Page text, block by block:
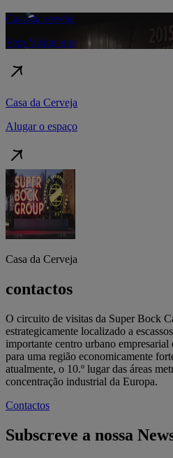
Casa da cerveja
Vem Visitar-nos
Casa da Cerveja
Alugar o espaço
Casa da Cerveja
contactos
O circuito de visitas da Super Bock
estrategicamente localizado a
importante centro urbano
para uma região economicamente
atualmente, o 10.º lugar das áreas
concentração industrial da Europa.
Contactos
Subscreve a nossa